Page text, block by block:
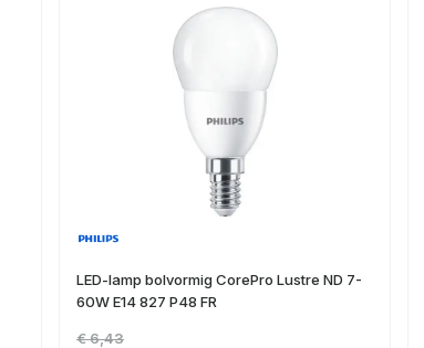
LED-lamp bolvormig CorePro Lustre ND 7-
60W E14 827 P48 FR
€ 6,43